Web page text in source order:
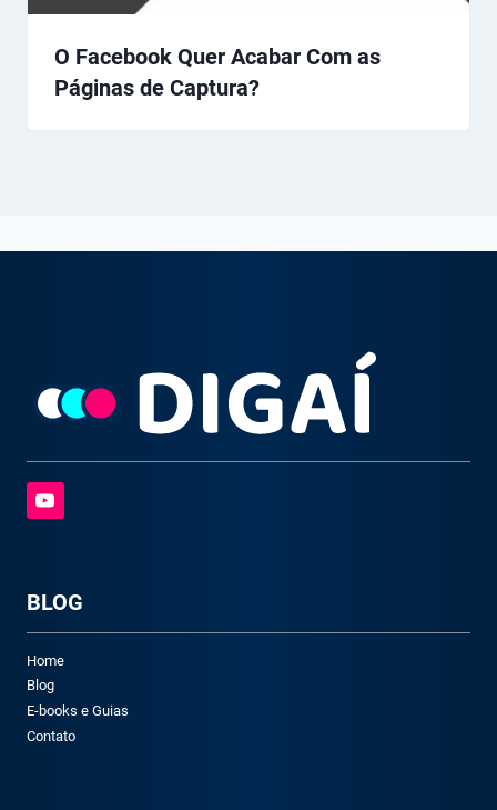
O Facebook Quer Acabar Com as
Páginas de Captura?
BLOG
Home
Blog
E-books e Guias
Contato